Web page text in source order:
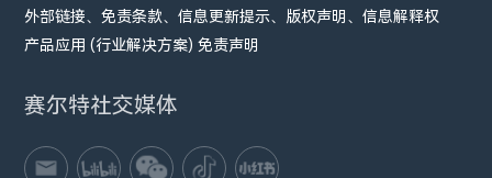
外部链接、免责条款、信息更新提示、版权声明、信息解释权
产品应用 (行业解决方案) 免责声明
赛尔特社交媒体